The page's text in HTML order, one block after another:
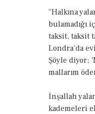
“Halkına
bulamadığı
taksit, taksit
Londra’da
Şöyle diyor;
mallarım
İnşallah
kademeleri